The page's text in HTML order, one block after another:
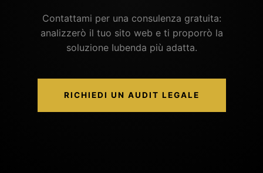
Contattami per una consulenza gratuita:
analizzerò il tuo sito web e ti proporrò la
soluzione Iubenda più adatta.
RICHIEDI UN AUDIT LEGALE